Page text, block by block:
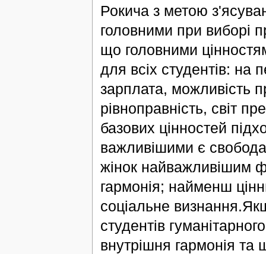
Рокича з метою
головними при виборі
що головними
для всіх студентів: на
зарплата, можливість
рівноправність, світ
базових цінностей
важливішими є
жінок найважливішим
гармонія; найменш
соціальне
студентів
внутрішня гармонія та